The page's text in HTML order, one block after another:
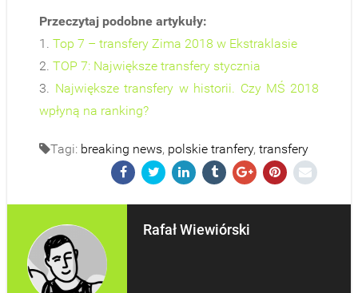
Przeczytaj podobne artykuły:
1. Top 7 – transfery Zima 2018 w Ekstraklasie
2. TOP 7: Największe transfery stycznia
3. Największe transfery w historii. Czy MŚ 2018
wpłyną na ranking?
Tagi: breaking news, polskie tranfery, transfery
Rafał Wiewiórski